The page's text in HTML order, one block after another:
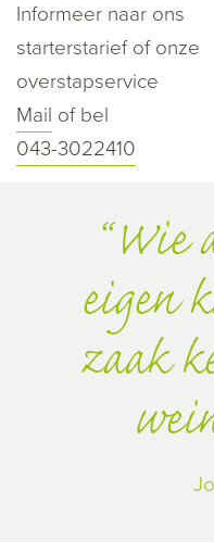
Informeer naar ons
starterstarief of onze
overstapservice
Mail of bel
043-3022410
Wie
eigen
zaak